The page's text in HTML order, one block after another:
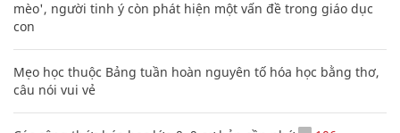
mèo', người tinh ý còn phát hiện một vấn đề trong giáo dục
con
Mẹo học thuộc Bảng tuần hoàn nguyên tố hóa học bằng thơ,
câu nói vui vẻ